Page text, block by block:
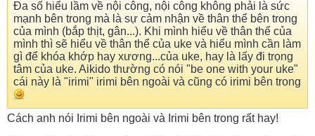
Đa số hiểu lầm về nội công, nội công không phải là sức
mạnh bên trong mà là sự cảm nhận về thân thể bên trong
của mình (bắp thịt, gân...). Khi mình hiểu về thân thể của
mình thì sẽ hiểu về thân thể của uke và hiểu mình cần làm
gì để khóa khớp hay xương...của uke, hay là lấy đi trọng
tâm của uke. Aikido thường có nói "be one with your uke"
cái này là "irimi" irimi bên ngoài và cũng có irimi bên trong
Cách anh nói Irimi bên ngoài và Irimi bên trong rất hay!